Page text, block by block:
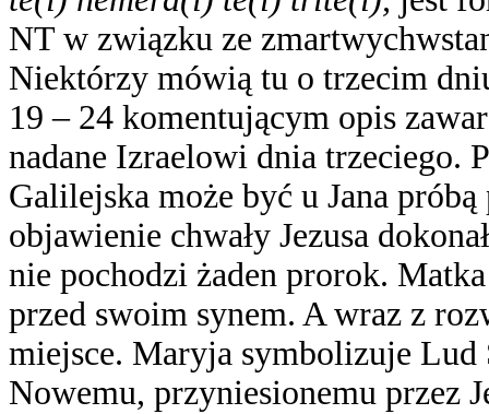
NT w związku ze
Niektórzy mówią tu o trzecim
19 – 24 komentującym opis
nadane Izraelowi dnia trzeciego.
Galilejska może być u Jana
objawienie chwały Jezusa
nie pochodzi żaden prorok.
przed swoim synem. A wraz z
miejsce. Maryja symbolizuje Lud
Nowemu, przyniesionemu przez